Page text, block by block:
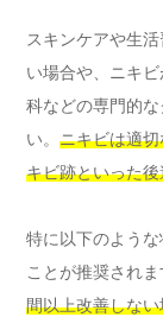
スキンケアや生
い場合や、ニキ
科などの専門的
い。 ニキビは適
キビ跡といった
特に以下のよう
ことが推奨されま
間以上改善しな